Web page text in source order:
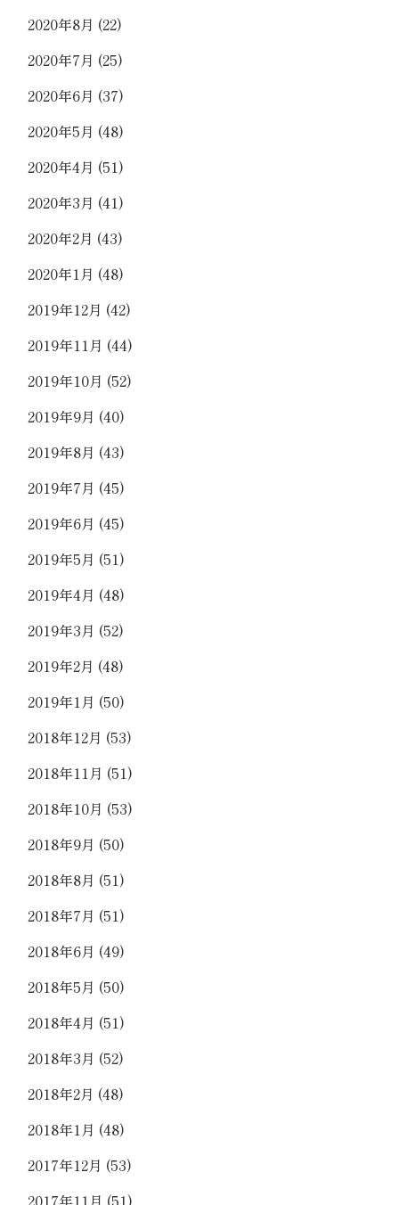
2020年8月 (22)
2020年7月 (25)
2020年6月 (37)
2020年5月 (48)
2020年4月 (51)
2020年3月 (41)
2020年2月 (43)
2020年1月 (48)
2019年12月 (42)
2019年11月 (44)
2019年10月 (52)
2019年9月 (40)
2019年8月 (43)
2019年7月 (45)
2019年6月 (45)
2019年5月 (51)
2019年4月 (48)
2019年3月 (52)
2019年2月 (48)
2019年1月 (50)
2018年12月 (53)
2018年11月 (51)
2018年10月 (53)
2018年9月 (50)
2018年8月 (51)
2018年7月 (51)
2018年6月 (49)
2018年5月 (50)
2018年4月 (51)
2018年3月 (52)
2018年2月 (48)
2018年1月 (48)
2017年12月 (53)
2017年11月 (51)